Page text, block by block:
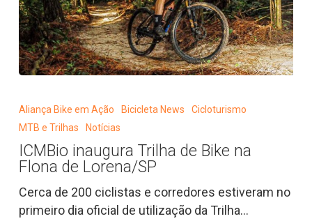
Trilha
Bike
na
Flona
de
Aliança Bike em Ação Bicicleta News
Cicloturismo
MTB e Trilhas
Notícias
ICMBio inaugura Trilha de Bike na
Flona de Lorena/SP
Cerca de 200 ciclistas e corredores estiveram no
primeiro dia oficial de utilização da Trilha…